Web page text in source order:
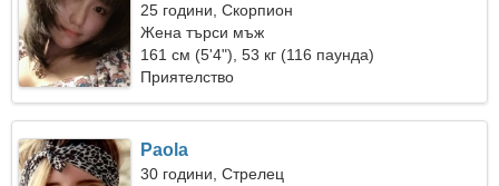
25 години, Скорпион
Жена търси мъж
161 см (5'4"), 53 кг (116 паунда)
Приятелство
Paola
30 години, Стрелец